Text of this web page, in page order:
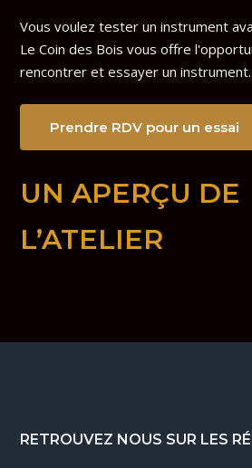
Vous voulez tester un instrument
Le Coin des Bois vous offre
rencontrer et essayer un instrument.
Prendre RDV pour un essai
UN APERÇU DE
L’ATELIER
RETROUVEZ NOUS SUR LES